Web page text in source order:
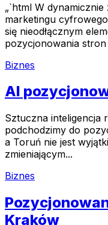
„`html W dynamicznie
marketingu
się nieodłącznym
pozycjonowania
Biznes
AI
Sztuczna inteligencja
podchodzimy do
a Toruń nie jest
zmieniającym...
Biznes
Kraków